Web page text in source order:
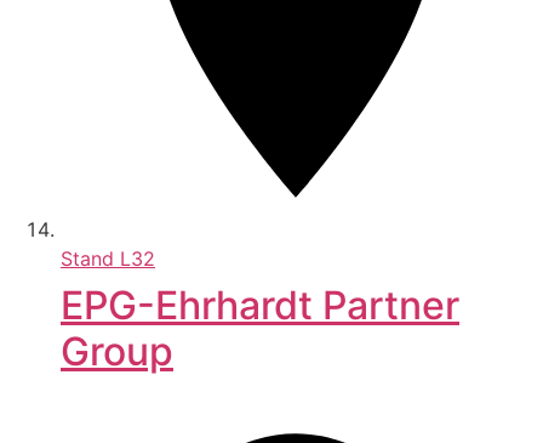
Stand L32
EPG-Ehrhardt Partner
Group